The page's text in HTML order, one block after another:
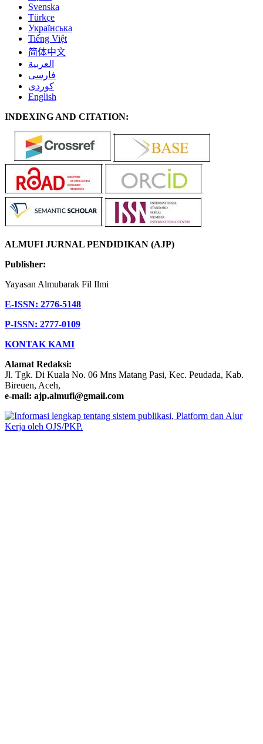
Svenska
Türkçe
Українська
Tiếng Việt
简体中文
العربية
فارسی
کوردی
English
INDEXING AND CITATION:
ALMUFI JURNAL PENDIDIKAN (AJP)
Publisher:
Yayasan Almubarak Fil Ilmi
E-ISSN: 2776-5148
P-ISSN: 2777-0109
KONTAK KAMI
Alamat Redaksi:
Jl. Tgk. Di Kuala No. 06 Mns Matang Pasi, Kec. Peudada, Kab.
Bireuen, Aceh,
e-mail: ajp.almufi@gmail.com